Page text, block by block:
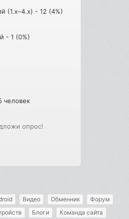
(1.x–4.x) - 12 (4%)
- 1 (0%)
человек
опрос!
Видео Обменник
Форум
Блоги Команда сайта